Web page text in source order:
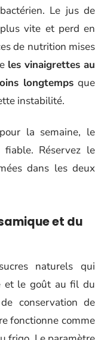
Le jus de
plus vite et perd en
de nutrition mises
les vinaigrettes au
longtempsque
instabilité.
la semaine, le
Réservez le
dans les deux
et du
naturels qui
et le goût au fil du
conservation de
fonctionne comme